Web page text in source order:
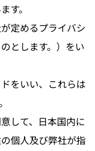
す。
定めるプライバシ
とします。）をい
をいい、これらは
して、日本国内に
個人及び弊社が指